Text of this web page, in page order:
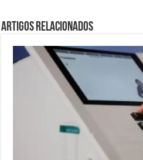
Artigos Relacionados